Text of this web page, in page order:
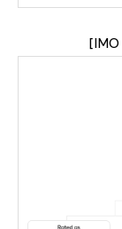
[IMO